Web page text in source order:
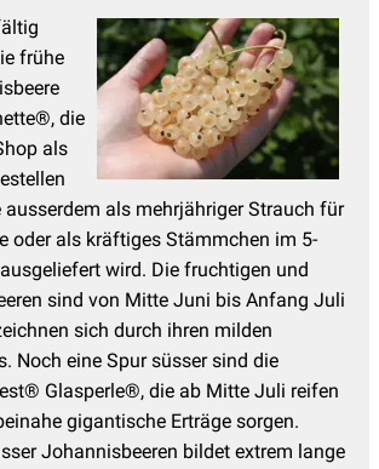
frühe
die
als
ausserdem als mehrjähriger Strauch für
oder als kräftiges Stämmchen im 5-
wird. Die fruchtigen und
sind von Mitte Juni bis Anfang Juli
sich durch ihren milden
Noch eine Spur süsser sind die
Glasperle®, die ab Mitte Juli reifen
gigantische Erträge sorgen.
Johannisbeeren bildet extrem lange